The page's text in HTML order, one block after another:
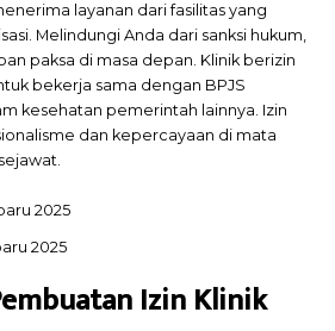
layanan dari fasilitas yang
Melindungi Anda dari sanksi hukum,
paksa di masa depan. Klinik berizin
bekerja sama dengan BPJS
kesehatan pemerintah lainnya. Izin
dan kepercayaan di mata
2025
Izin Klinik